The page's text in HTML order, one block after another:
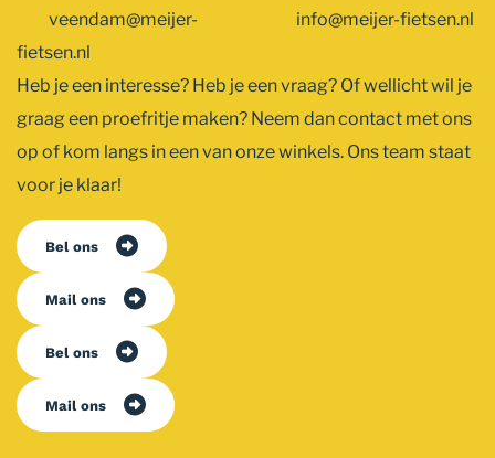
veendam@meijer-
fietsen.nl
info@meijer-fietsen.nl
Heb je een interesse? Heb je een vraag? Of wellicht wil je
graag een proefritje maken? Neem dan contact met ons
op of kom langs in een van onze winkels. Ons team staat
voor je klaar!
Bel ons
Mail ons
Bel ons
Mail ons